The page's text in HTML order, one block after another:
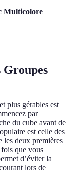
Multicolore
Groupes
plus gérables est
par
du cube avant de
est celle des
deux premières
que vous
d’éviter la
lors de